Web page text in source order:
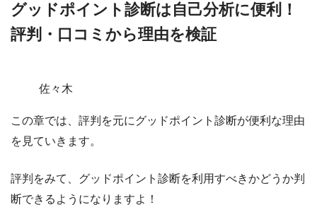
グッドポイント診断は自己分析に便利！
評判・口コミから理由を検証
佐々木
この章では、評判を元にグッドポイント診断が便利な理由
を見ていきます。
評判をみて、グッドポイント診断を利用すべきかどうか判
断できるようになりますよ！